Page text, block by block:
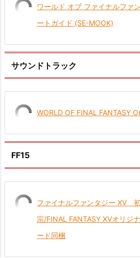
ワールド オブ ファイナルファ
ートガイド (SE-MOOK)
サウンドトラック
WORLD OF FINAL FANTASY
FF15
ファイナルファンタジー XV
宗/FINAL FANTASY XVオリジ
ード同梱